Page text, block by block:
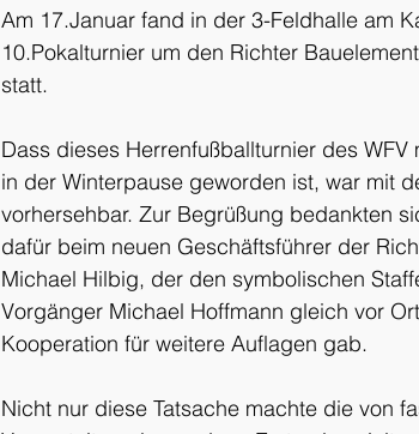
Am 17.Januar fand in der 3-Feldhalle am
10.Pokalturnier um den Richter
statt.
Dass dieses Herrenfußballturnier des
in der Winterpause geworden ist, war mit
vorhersehbar. Zur Begrüßung bedankten
dafür beim neuen Geschäftsführer der
Michael Hilbig, der den symbolischen
Vorgänger Michael Hoffmann gleich vor
Kooperation für weitere Auflagen gab.
Nicht nur diese Tatsache machte die von